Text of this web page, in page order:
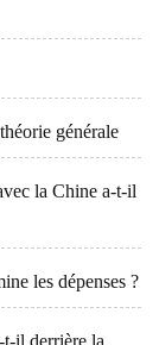
générale
la Chine a-t-il
les dépenses ?
il derrière la